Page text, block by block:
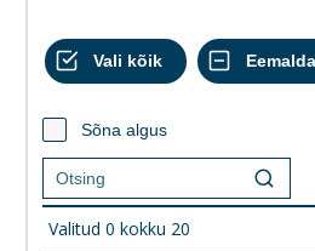
Sõna algus
Valitud 0 kokku 20